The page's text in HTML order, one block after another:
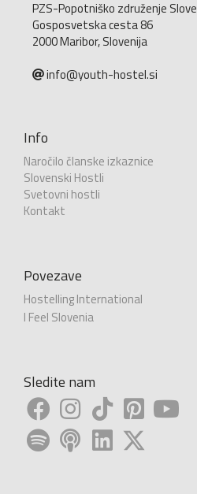
PZS-Popotniško združenje
Gosposvetska cesta 86
2000 Maribor, Slovenija
info@youth-hostel.si
Info
Naročilo članske izkaznice
Slovenski Hostli
Svetovni hostli
Kontakt
Povezave
Hostelling International
I Feel Slovenia
Sledite nam